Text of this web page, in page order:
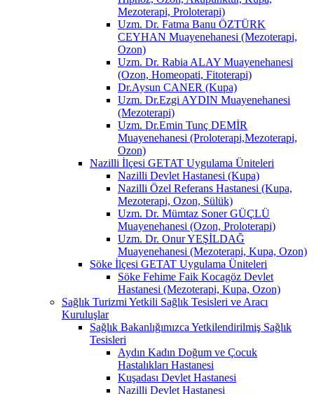
Mezoterapi, Proloterapi)
Uzm. Dr. Fatma Banu ÖZTÜRK
CEYHAN Muayenehanesi (Mezoterapi,
Ozon)
Uzm. Dr. Rabia ALAY Muayenehanesi
(Ozon, Homeopati, Fitoterapi)
Dr.Aysun CANER (Kupa)
Uzm. Dr.Ezgi AYDIN Muayenehanesi
(Mezoterapi)
Uzm. Dr.Emin Tunç DEMİR
Muayenehanesi (Proloterapi,Mezoterapi,
Ozon)
Nazilli İlçesi GETAT Uygulama Üniteleri
Nazilli Devlet Hastanesi (Kupa)
Nazilli Özel Referans Hastanesi (Kupa,
Mezoterapi, Ozon, Sülük)
Uzm. Dr. Mümtaz Soner GÜÇLÜ
Muayenehanesi (Ozon, Proloterapi)
Uzm. Dr. Onur YEŞİLDAĞ
Muayenehanesi (Mezoterapi, Kupa, Ozon)
Söke İlçesi GETAT Uygulama Üniteleri
Söke Fehime Faik Kocagöz Devlet
Hastanesi (Mezoterapi, Kupa, Ozon)
Sağlık Turizmi Yetkili Sağlık Tesisleri ve Aracı
Kuruluşlar
Sağlık Bakanlığımızca Yetkilendirilmiş Sağlık
Tesisleri
Aydın Kadın Doğum ve Çocuk
Hastalıkları Hastanesi
Kuşadası Devlet Hastanesi
Nazilli Devlet Hastanesi